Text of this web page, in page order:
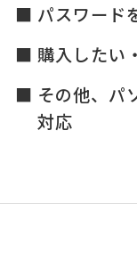
パスワード
購入したい
その他、パ
対応